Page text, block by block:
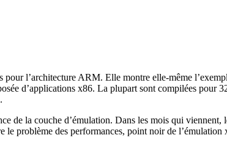
l’architecture ARM. Elle montre elle-même
d’applications x86. La plupart sont compilées pour
de la couche d’émulation. Dans les mois qui
le problème des performances, point noir de